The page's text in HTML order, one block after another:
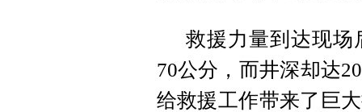
救援力量到达现场
70公分 ，而井深却达
给救援工作带来了巨